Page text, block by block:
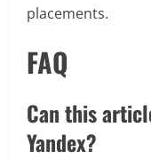
placements.
FAQ
Can this
Yandex?